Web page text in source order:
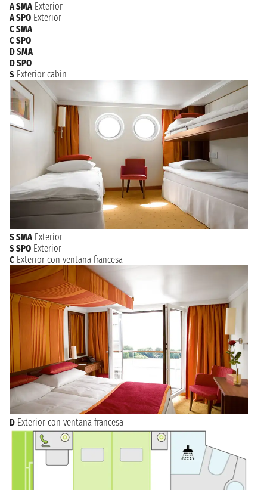
A SMA Exterior
A SPO Exterior
C SMA
C SPO
D SMA
D SPO
S Exterior cabin
S SMA Exterior
S SPO Exterior
C Exterior con ventana francesa
D Exterior con ventana francesa